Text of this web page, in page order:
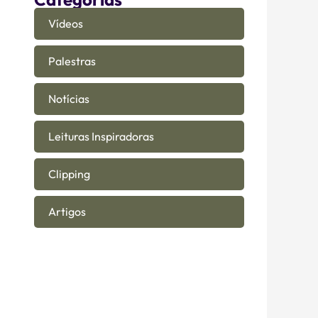
Vídeos
Palestras
Notícias
Leituras Inspiradoras
Clipping
Artigos